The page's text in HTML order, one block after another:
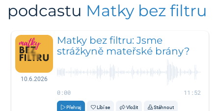
podcastu Matky bez filtru
10.6.2026
Matky bez filtru: Jsme
strážkyně mateřské brány?
0:00 11:52
Přehraj Líbí se Vložit Stáhnout